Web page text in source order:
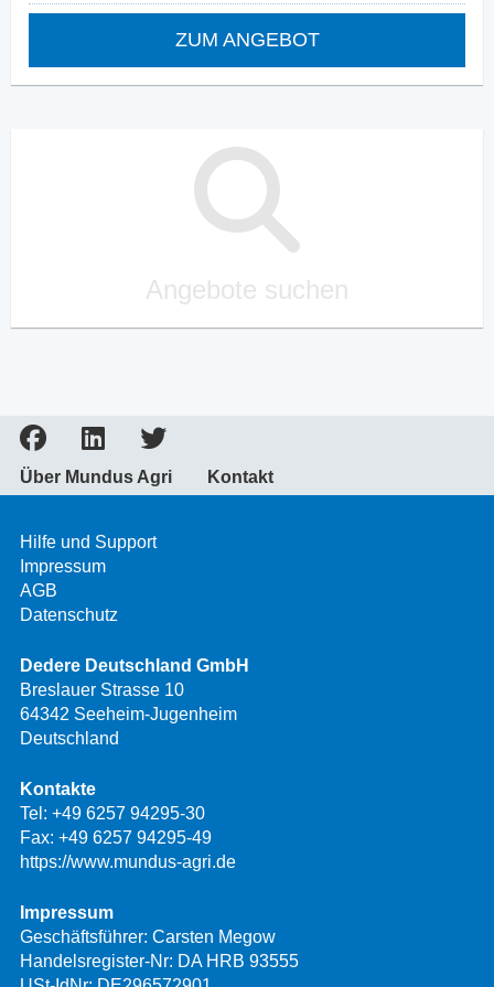
ZUM ANGEBOT
Angebote suchen
Über Mundus Agri Kontakt
Hilfe und Support
Impressum
AGB
Datenschutz
Dedere Deutschland GmbH
Breslauer Strasse 10
64342 Seeheim-Jugenheim
Deutschland
Kontakte
Tel: +49 6257 94295-30
Fax: +49 6257 94295-49
https://www.mundus-agri.de
Impressum
Geschäftsführer: Carsten Megow
Handelsregister-Nr: DA HRB 93555